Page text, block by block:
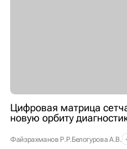
Цифровая матрица
новую орбиту
Файзрахманов Р.Р.Белогурова А.В.